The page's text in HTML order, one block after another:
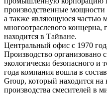
производственные
а также являющуюся частью
многоотраслевого концерна,
находится в Тайване.
Центральный офис с 1970
Производство организовано
экологически безопасного и
года компания вошла в
Group, который находится
производства смесителей в